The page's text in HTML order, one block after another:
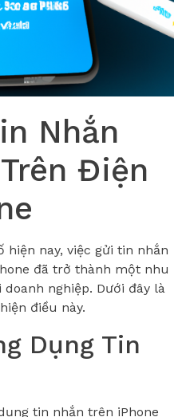
Nhắn
Điện
hiện nay, việc gửi tin nhắn
đã trở thành một nhu
nghiệp. Dưới đây là
điều này.
Dụng Tin
tin nhắn trên iPhone